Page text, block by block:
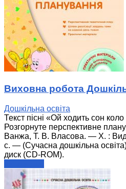
Виховна робота
Дошкільна освіта
Текст пісні «Ой ходить сон коло
Розгорнуте перспективне
Ванжа, Т. В. Власова. — Х. :
с. — (Сучасна дошкільна
диск (CD-ROM).